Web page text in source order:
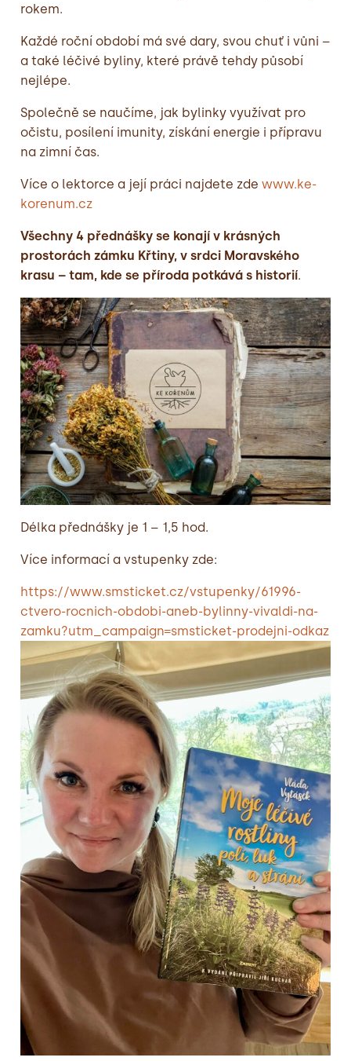
rokem.
Každé roční období má své dary, svou chuť i vůni –
a také léčivé byliny, které právě tehdy působí
nejlépe.
Společně se naučíme, jak bylinky využívat pro
očistu, posílení imunity, získání energie i přípravu
na zimní čas.
Více o lektorce a její práci najdete zde www.ke-
korenum.cz
Všechny 4 přednášky se konají v krásných
prostorách zámku Křtiny, v srdci Moravského
krasu – tam, kde se příroda potkává s historií.
Délka přednášky je 1 – 1,5 hod.
Více informací a vstupenky zde:
https://www.smsticket.cz/vstupenky/61996-
ctvero-rocnich-obdobi-aneb-bylinny-vivaldi-na-
zamku?utm_campaign=smsticket-prodejni-odkaz